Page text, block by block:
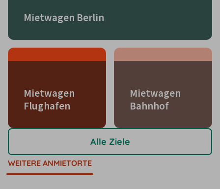
Mietwagen Berlin
Mietwagen
Flughafen
Mietwagen
Bahnhof
Alle Ziele
WEITERE ANMIETORTE